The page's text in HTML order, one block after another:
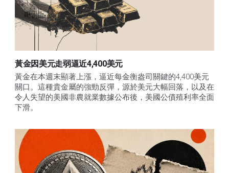
黃金因美元走弱逼近4,400美元
黃金在本週末顯著上漲，逼近每金衡盎司關鍵的4,400美元
關口。這種貴金屬的強勁反彈，源於美元大幅回落，以及在
令人失望的美國非農就業數據公布後，美國公債殖利率全面
下滑。